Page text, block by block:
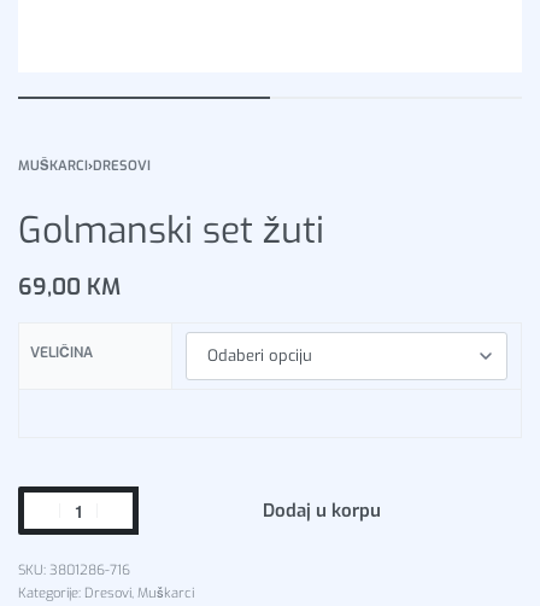
MUŠKARCI›DRESOVI
Golmanski set žuti
69,00 KM
VELIČINA
Dodaj u korpu
3801286-716
Kategorije: Dresovi, Muškarci